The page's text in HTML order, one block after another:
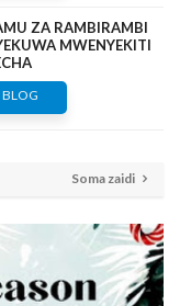
ZA RAMBIRAMBI
MWENYEKITI
Soma zaidi